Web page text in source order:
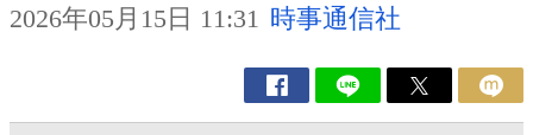
2026年05月15日 11:31 時事通信社